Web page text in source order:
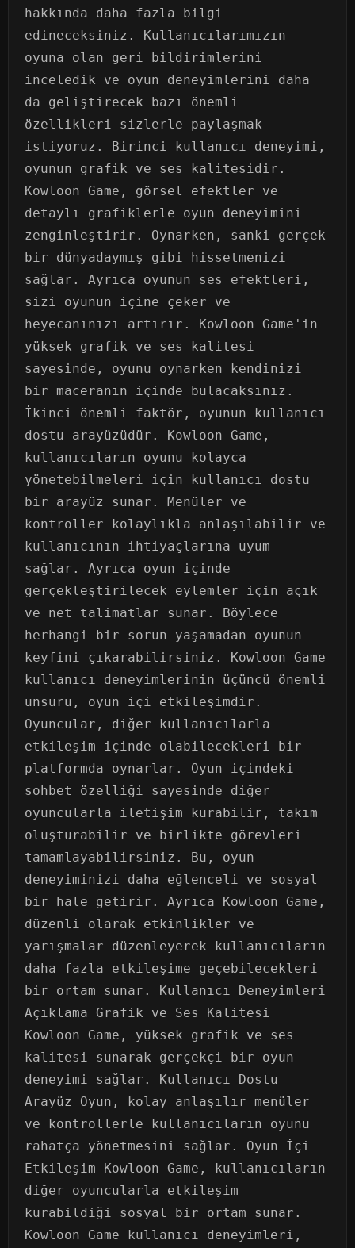
hakkında daha fazla bilgi
edineceksiniz. Kullanıcılarımızın
oyuna olan geri bildirimlerini
inceledik ve oyun deneyimlerini daha
da geliştirecek bazı önemli
özellikleri sizlerle paylaşmak
istiyoruz. Birinci kullanıcı deneyimi,
oyunun grafik ve ses kalitesidir.
Kowloon Game, görsel efektler ve
detaylı grafiklerle oyun deneyimini
zenginleştirir. Oynarken, sanki gerçek
bir dünyadaymış gibi hissetmenizi
sağlar. Ayrıca oyunun ses efektleri,
sizi oyunun içine çeker ve
heyecanınızı artırır. Kowloon Game'in
yüksek grafik ve ses kalitesi
sayesinde, oyunu oynarken kendinizi
bir maceranın içinde bulacaksınız.
İkinci önemli faktör, oyunun kullanıcı
dostu arayüzüdür. Kowloon Game,
kullanıcıların oyunu kolayca
yönetebilmeleri için kullanıcı dostu
bir arayüz sunar. Menüler ve
kontroller kolaylıkla anlaşılabilir ve
kullanıcının ihtiyaçlarına uyum
sağlar. Ayrıca oyun içinde
gerçekleştirilecek eylemler için açık
ve net talimatlar sunar. Böylece
herhangi bir sorun yaşamadan oyunun
keyfini çıkarabilirsiniz. Kowloon Game
kullanıcı deneyimlerinin üçüncü önemli
unsuru, oyun içi etkileşimdir.
Oyuncular, diğer kullanıcılarla
etkileşim içinde olabilecekleri bir
platformda oynarlar. Oyun içindeki
sohbet özelliği sayesinde diğer
oyuncularla iletişim kurabilir, takım
oluşturabilir ve birlikte görevleri
tamamlayabilirsiniz. Bu, oyun
deneyiminizi daha eğlenceli ve sosyal
bir hale getirir. Ayrıca Kowloon Game,
düzenli olarak etkinlikler ve
yarışmalar düzenleyerek kullanıcıların
daha fazla etkileşime geçebilecekleri
bir ortam sunar. Kullanıcı Deneyimleri
Açıklama Grafik ve Ses Kalitesi
Kowloon Game, yüksek grafik ve ses
kalitesi sunarak gerçekçi bir oyun
deneyimi sağlar. Kullanıcı Dostu
Arayüz Oyun, kolay anlaşılır menüler
ve kontrollerle kullanıcıların oyunu
rahatça yönetmesini sağlar. Oyun İçi
Etkileşim Kowloon Game, kullanıcıların
diğer oyuncularla etkileşim
kurabildiği sosyal bir ortam sunar.
Kowloon Game kullanıcı deneyimleri,